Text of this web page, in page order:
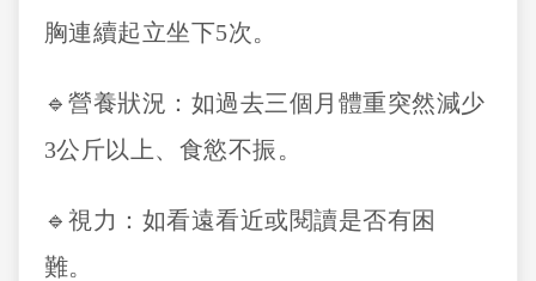
胸連續起立坐下5次。
🔹營養狀況：如過去三個月體重突然減少
3公斤以上、食慾不振。
🔹視力：如看遠看近或閱讀是否有困
難。